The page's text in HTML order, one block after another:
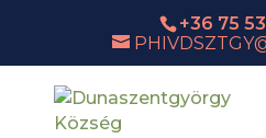
+36 75